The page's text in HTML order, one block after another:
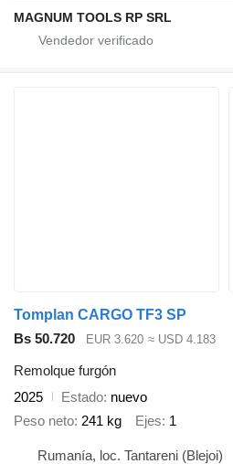
MAGNUM TOOLS RP SRL
Tomplan CARGO TF3 SP
Bs 50.720
EUR 3.620 ≈ USD 4.183
Remolque furgón
2025
Estado nuevo
Peso neto 241 kg Ejes 1
Rumanía, loc. Tantareni (Blejoi)